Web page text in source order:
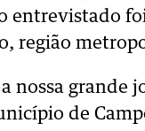
entrevistado
região
nossa grande
de